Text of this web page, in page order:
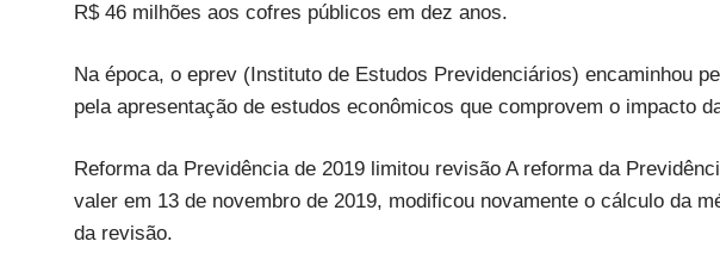
R$ 46 milhões aos cofres públicos em dez anos.
Na época, o eprev (Instituto de Estudos Previdenciários) encaminhou
pela apresentação de estudos econômicos que comprovem o impacto
Reforma da Previdência de 2019 limitou revisão A reforma da
valer em 13 de novembro de 2019, modificou novamente o cálculo da
da revisão.